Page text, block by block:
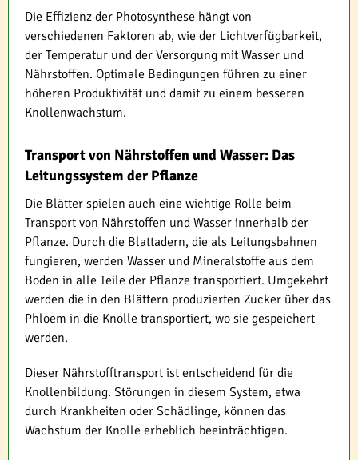
Die Effizienz der Photosynthese hängt von
verschiedenen Faktoren ab, wie der Lichtverfügbarkeit,
der Temperatur und der Versorgung mit Wasser und
Nährstoffen. Optimale Bedingungen führen zu einer
höheren Produktivität und damit zu einem besseren
Knollenwachstum.
Transport von Nährstoffen und Wasser: Das
Leitungssystem der Pflanze
Die Blätter spielen auch eine wichtige Rolle beim
Transport von Nährstoffen und Wasser innerhalb der
Pflanze. Durch die Blattadern, die als Leitungsbahnen
fungieren, werden Wasser und Mineralstoffe aus dem
Boden in alle Teile der Pflanze transportiert. Umgekehrt
werden die in den Blättern produzierten Zucker über das
Phloem in die Knolle transportiert, wo sie gespeichert
werden.
Dieser Nährstofftransport ist entscheidend für die
Knollenbildung. Störungen in diesem System, etwa
durch Krankheiten oder Schädlinge, können das
Wachstum der Knolle erheblich beeinträchtigen.